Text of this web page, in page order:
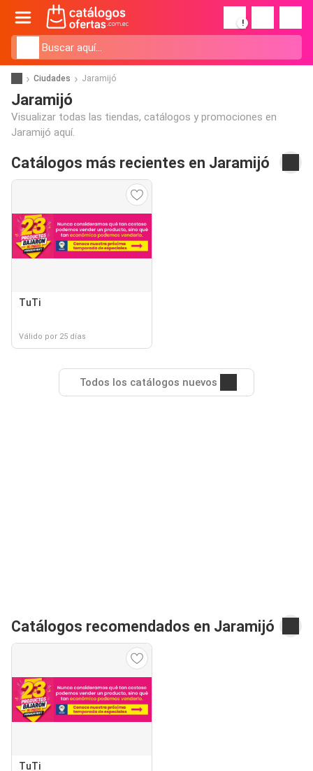
!
Ciudades Jaramijó
Jaramijó
Visualizar todas las tiendas, catálogos y promociones en
Jaramijó aquí.
Catálogos más recientes en Jaramijó
TuTi
Válido por 25 días
Todos los catálogos nuevos
Catálogos recomendados en Jaramijó
TuTi